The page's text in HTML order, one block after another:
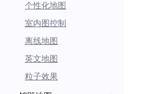
个性化地图
室内图控制
离线地图
英文地图
粒子效果